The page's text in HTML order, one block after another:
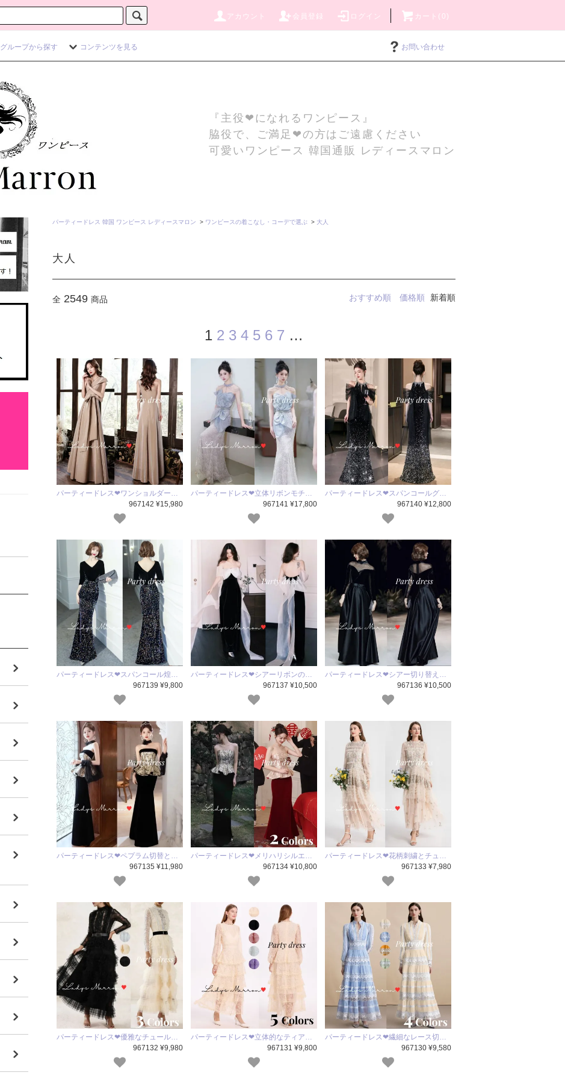
アカウント 会員登録 ログイン カート(0)
グループから探す コンテンツを見る お問い合わせ
『主役❤になれるワンピース』
脇役で、ご満足❤の方はご遠慮ください
可愛いワンピース 韓国通販 レディースマロン
パーティードレス 韓国 ワンピース レディースマロン > ワンピースの着こなし・コーデで選ぶ > 大人
大人
全 2549 商品 おすすめ順 価格順 新着順
1 2 3 4 5 6 7 …
パーティードレス❤ワンショルダー…
967142 ¥15,980
パーティードレス❤立体リボンモチ…
967141 ¥17,800
パーティードレス❤スパンコールグ…
967140 ¥12,800
パーティードレス❤スパンコール煌…
967139 ¥9,800
パーティードレス❤シアーリボンの…
967137 ¥10,500
パーティードレス❤シアー切り替え…
967136 ¥10,500
パーティードレス❤ペプラム切替と…
967135 ¥11,980
パーティードレス❤メリハリシルエ…
967134 ¥10,800
パーティードレス❤花柄刺繍とチュ…
967133 ¥7,980
パーティードレス❤優雅なチュール…
967132 ¥9,980
パーティードレス❤立体的なティア…
967131 ¥9,800
パーティードレス❤繊細なレース切…
967130 ¥9,580